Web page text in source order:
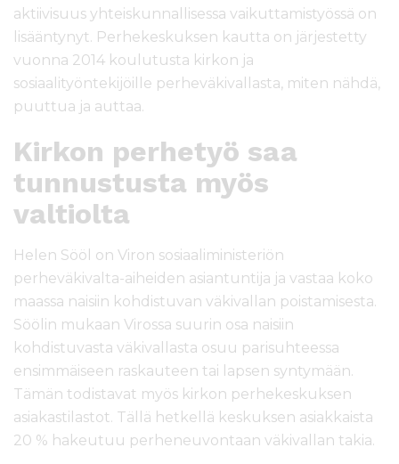
aktiivisuus yhteiskunnallisessa vaikuttamistyössä on
lisääntynyt. Perhekeskuksen kautta on järjestetty
vuonna 2014 koulutusta kirkon ja
sosiaalityöntekijöille perheväkivallasta, miten nähdä,
puuttua ja auttaa.
Kirkon perhetyö saa
tunnustusta myös
valtiolta
Helen Sööl on Viron sosiaaliministeriön
perheväkivalta-aiheiden asiantuntija ja vastaa koko
maassa naisiin kohdistuvan väkivallan poistamisesta.
Söölin mukaan Virossa suurin osa naisiin
kohdistuvasta väkivallasta osuu parisuhteessa
ensimmäiseen raskauteen tai lapsen syntymään.
Tämän todistavat myös kirkon perhekeskuksen
asiakastilastot. Tällä hetkellä keskuksen asiakkaista
20 % hakeutuu perheneuvontaan väkivallan takia.